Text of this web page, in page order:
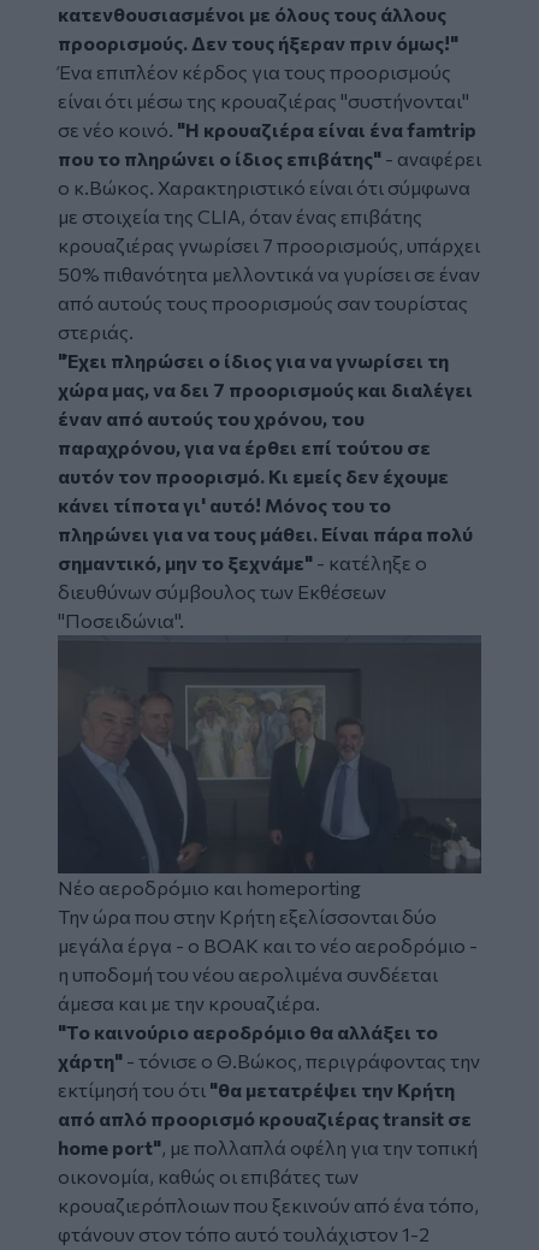
κατενθουσιασμένοι με όλους τους άλλους
προορισμούς. Δεν τους ήξεραν πριν όμως!"
Ένα επιπλέον κέρδος για τους προορισμούς
είναι ότι μέσω της κρουαζιέρας "συστήνονται"
σε νέο κοινό. "Η κρουαζιέρα είναι ένα famtrip
που το πληρώνει ο ίδιος επιβάτης" - αναφέρει
ο κ.Βώκος. Χαρακτηριστικό είναι ότι σύμφωνα
με στοιχεία της CLIA, όταν ένας επιβάτης
κρουαζιέρας γνωρίσει 7 προορισμούς, υπάρχει
50% πιθανότητα μελλοντικά να γυρίσει σε έναν
από αυτούς τους προορισμούς σαν τουρίστας
στεριάς.
"Έχει πληρώσει ο ίδιος για να γνωρίσει τη
χώρα μας, να δει 7 προορισμούς και διαλέγει
έναν από αυτούς του χρόνου, του
παραχρόνου, για να έρθει επί τούτου σε
αυτόν τον προορισμό. Κι εμείς δεν έχουμε
κάνει τίποτα γι' αυτό! Μόνος του το
πληρώνει για να τους μάθει. Είναι πάρα πολύ
σημαντικό, μην το ξεχνάμε" - κατέληξε ο
διευθύνων σύμβουλος των Εκθέσεων
"Ποσειδώνια".
Νέο αεροδρόμιο και homeporting
Την ώρα που στην Κρήτη εξελίσσονται δύο
μεγάλα έργα - ο ΒΟΑΚ και το νέο αεροδρόμιο -
η υποδομή του νέου αερολιμένα συνδέεται
άμεσα και με την κρουαζιέρα.
"Το καινούριο αεροδρόμιο θα αλλάξει το
χάρτη" - τόνισε ο Θ.Βώκος, περιγράφοντας την
εκτίμησή του ότι "θα μετατρέψει την Κρήτη
από απλό προορισμό κρουαζιέρας transit σε
home port", με πολλαπλά οφέλη για την τοπική
οικονομία, καθώς οι επιβάτες των
κρουαζιερόπλοιων που ξεκινούν από ένα τόπο,
φτάνουν στον τόπο αυτό τουλάχιστον 1-2